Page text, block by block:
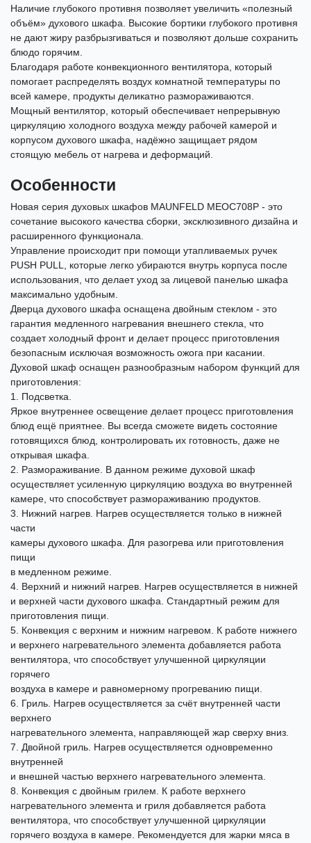
Наличие глубокого противня позволяет увеличить «полезный
объём» духового шкафа. Высокие бортики глубокого противня
не дают жиру разбрызгиваться и позволяют дольше сохранить
блюдо горячим.
Благодаря работе конвекционного вентилятора, который
помогает распределять воздух комнатной температуры по
всей камере, продукты деликатно размораживаются.
Мощный вентилятор, который обеспечивает непрерывную
циркуляцию холодного воздуха между рабочей камерой и
корпусом духового шкафа, надёжно защищает рядом
стоящую мебель от нагрева и деформаций.
Особенности
Новая серия духовых шкафов MAUNFELD MEOC708P - это
сочетание высокого качества сборки, эксклюзивного дизайна и
расширенного функционала.
Управление происходит при помощи утапливаемых ручек
PUSH PULL, которые легко убираются внутрь корпуса после
использования, что делает уход за лицевой панелью шкафа
максимально удобным.
Дверца духового шкафа оснащена двойным стеклом - это
гарантия медленного нагревания внешнего стекла, что
создает холодный фронт и делает процесс приготовления
безопасным исключая возможность ожога при касании.
Духовой шкаф оснащен разнообразным набором функций для
приготовления:
1. Подсветка.
Яркое внутреннее освещение делает процесс приготовления
блюд ещё приятнее. Вы всегда сможете видеть состояние
готовящихся блюд, контролировать их готовность, даже не
открывая шкафа.
2. Размораживание. В данном режиме духовой шкаф
осуществляет усиленную циркуляцию воздуха во внутренней
камере, что способствует размораживанию продуктов.
3. Нижний нагрев. Нагрев осуществляется только в нижней
части
камеры духового шкафа. Для разогрева или приготовления
пищи
в медленном режиме.
4. Верхний и нижний нагрев. Нагрев осуществляется в нижней
и верхней части духового шкафа. Стандартный режим для
приготовления пищи.
5. Конвекция с верхним и нижним нагревом. К работе нижнего
и верхнего нагревательного элемента добавляется работа
вентилятора, что способствует улучшенной циркуляции
горячего
воздуха в камере и равномерному прогреванию пищи.
6. Гриль. Нагрев осуществляется за счёт внутренней части
верхнего
нагревательного элемента, направляющей жар сверху вниз.
7. Двойной гриль. Нагрев осуществляется одновременно
внутренней
и внешней частью верхнего нагревательного элемента.
8. Конвекция с двойным грилем. К работе верхнего
нагревательного элемента и гриля добавляется работа
вентилятора, что способствует улучшенной циркуляции
горячего воздуха в камере. Рекомендуется для жарки мяса в